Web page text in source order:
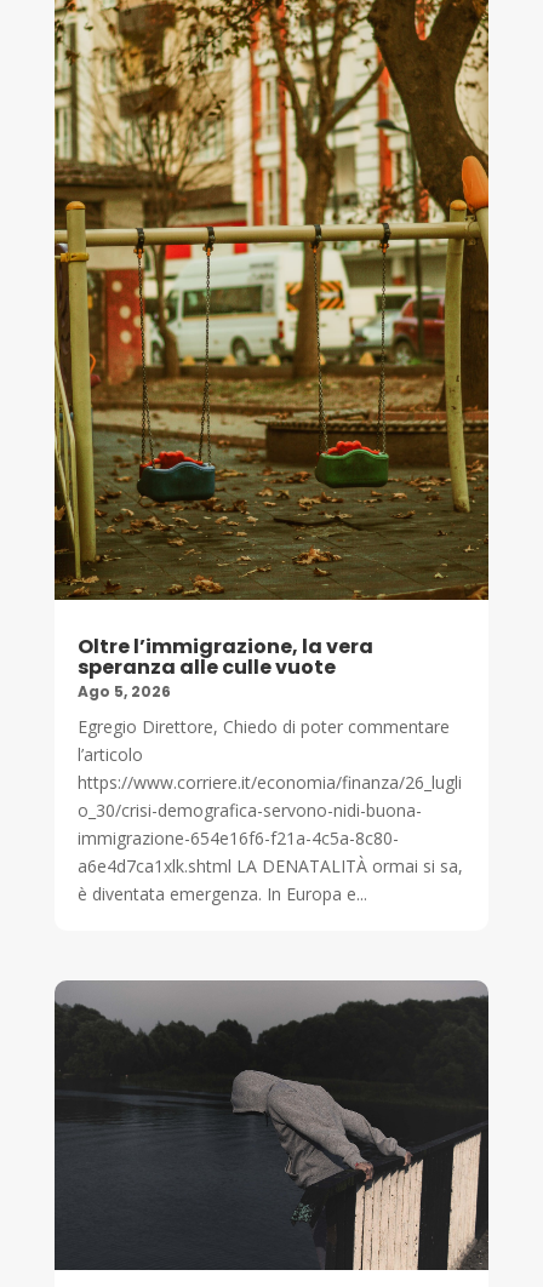
Oltre l’immigrazione, la vera
speranza alle culle vuote
Ago 5, 2026
Egregio Direttore, Chiedo di poter commentare
l’articolo
https://www.corriere.it/economia/finanza/26_lugli
o_30/crisi-demografica-servono-nidi-buona-
immigrazione-654e16f6-f21a-4c5a-8c80-
a6e4d7ca1xlk.shtml LA DENATALITÀ ormai si sa,
è diventata emergenza. In Europa e...